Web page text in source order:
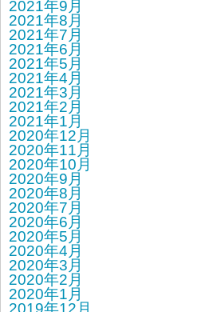
2021年9月
2021年8月
2021年7月
2021年6月
2021年5月
2021年4月
2021年3月
2021年2月
2021年1月
2020年12月
2020年11月
2020年10月
2020年9月
2020年8月
2020年7月
2020年6月
2020年5月
2020年4月
2020年3月
2020年2月
2020年1月
2019年12月